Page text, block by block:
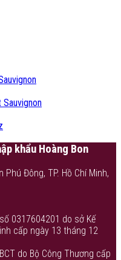
khẩu Hoàng Bon
Đông, TP. Hồ Chí Minh,
0317604201 do sở Kế
cấp ngày 13 tháng 12
do Bộ Công Thương cấp